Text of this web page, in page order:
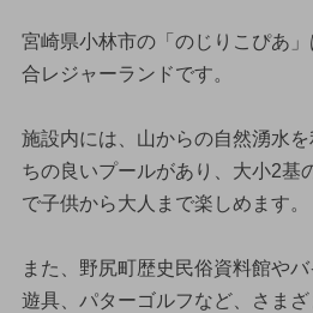
宮崎県小林市の「のじりこぴあ
合レジャーランドです。
施設内には、山からの自然湧水
ちの良いプールがあり、大小2基
で子供から大人まで楽しめます。
また、野尻町歴史民俗資料館やバ
遊具、パターゴルフなど、さま